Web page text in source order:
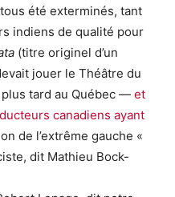
été exterminés, tant
indiens de qualité pour
(titre originel d’un
jouer le Théâtre du
tard au Québec — et
canadiens ayant
de l’extrême gauche «
dit Mathieu Bock-